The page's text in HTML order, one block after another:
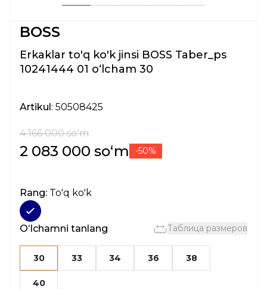
BOSS
Erkaklar to'q ko'k jinsi BOSS Taber_ps
10241444 01 oʻlcham 30
Artikul: 50508425
4 166 000 soʻm
2 083 000 soʻm -50%
Rang: To'q ko'k
Oʻlchamni tanlang Таблица размеров
30 33 34 36 38
40